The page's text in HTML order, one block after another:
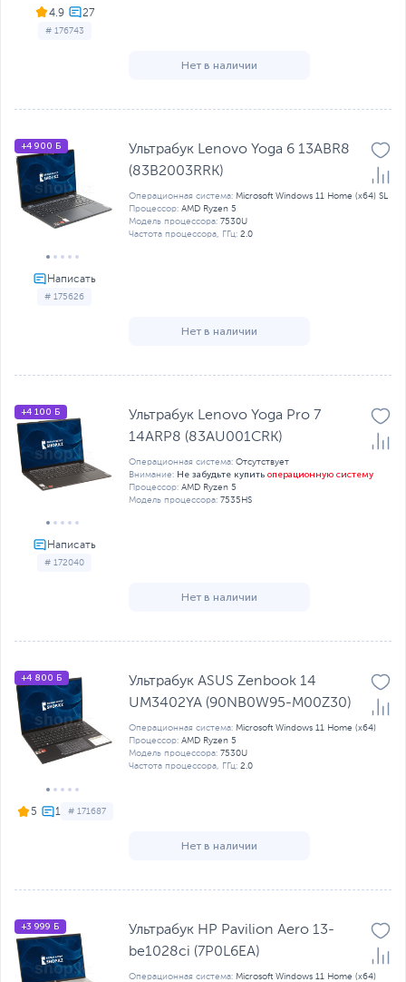
4.9
# 176743
Нет в наличии
# 175626
+4 900 Б
Ультрабук Lenovo Yoga 6 13ABR8
(83B2003RRK)
Операционная система: Microsoft Windows 11 Home (x64) SL
Процессор: AMD Ryzen 5
Модель процессора: 7530U
Частота процессора, ГГц: 2.0
Нет в наличии
# 172040
+4 100 Б
Ультрабук Lenovo Yoga Pro 7
14ARP8 (83AU001CRK)
Операционная система: Отсутствует
Внимание: Не забудьте купить операционную систему
Процессор: AMD Ryzen 5
Модель процессора: 7535HS
Нет в наличии
5 # 171687
+4 800 Б
Ультрабук ASUS Zenbook 14
UM3402YA (90NB0W95-M00Z30)
Операционная система: Microsoft Windows 11 Home (x64)
Процессор: AMD Ryzen 5
Модель процессора: 7530U
Частота процессора, ГГц: 2.0
Нет в наличии
+3 999 Б
Ультрабук HP Pavilion Aero 13-
be1028ci (7P0L6EA)
Операционная система: Microsoft Windows 11 Home (x64)